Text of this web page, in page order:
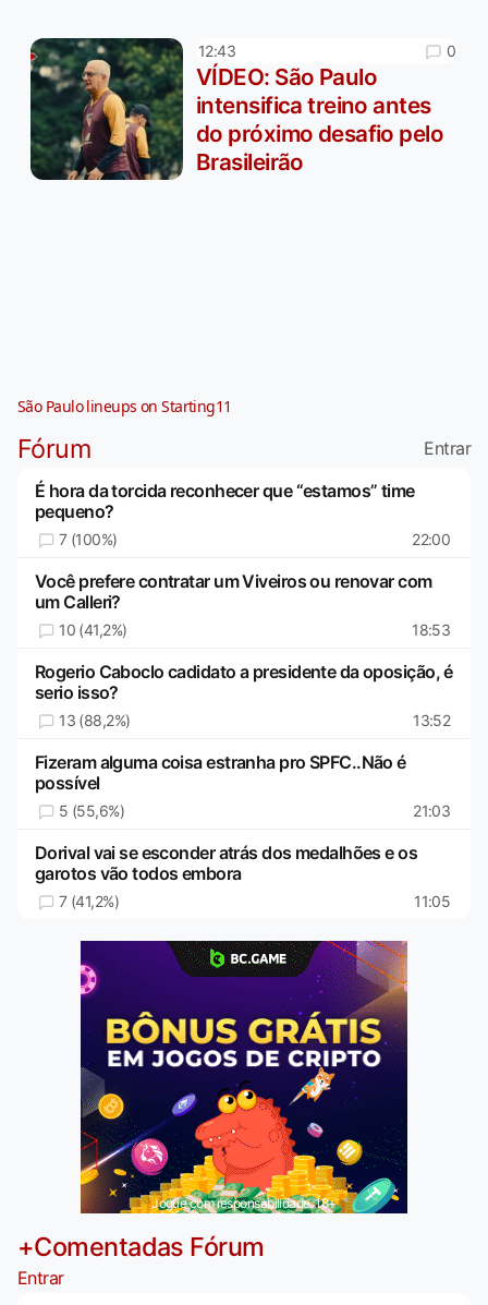
12:43 0
VÍDEO: São Paulo
intensifica treino antes
do próximo desafio pelo
Brasileirão
São Paulo lineups on Starting11
Fórum
Entrar
É hora da torcida reconhecer que “estamos” time
pequeno?
7 (100%) 22:00
Você prefere contratar um Viveiros ou renovar com
um Calleri?
10 (41,2%) 18:53
Rogerio Caboclo cadidato a presidente da oposição, é
serio isso?
13 (88,2%) 13:52
Fizeram alguma coisa estranha pro SPFC..Não é
possível
5 (55,6%) 21:03
Dorival vai se esconder atrás dos medalhões e os
garotos vão todos embora
7 (41,2%) 11:05
Jogue com responsabilidade. 18+
+Comentadas Fórum
Entrar